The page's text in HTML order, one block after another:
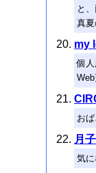
と
真夏
my
個人
お
月
気